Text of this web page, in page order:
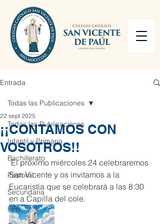
Entrada
Todas las Publicaciones
Infantil y Primaria
Bachillerato
Pastoral
Secundaria
FPB
Todas las Publicaciones
¡¡CONTAMOS CON
VOSOTROS!!
22 sept 2025
El próximo miércoles 24 celebraremos
San Vicente y os invitamos a la
Eucaristía que se celebrará a las 8:30
en a Capilla del cole.